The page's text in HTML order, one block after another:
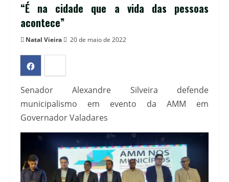
“É na cidade que a vida das pessoas
acontece”
Natal Vieira 20 de maio de 2022
Senador Alexandre Silveira defende
municipalismo em evento da AMM em
Governador Valadares